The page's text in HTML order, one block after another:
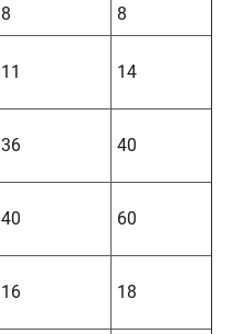
8 8
11 14
36 40
40 60
16 18